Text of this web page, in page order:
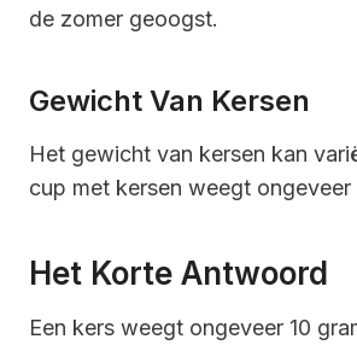
de zomer geoogst.
Gewicht Van Kersen
Het gewicht van kersen kan
cup met kersen weegt ongeveer
Het Korte Antwoord
Een kers weegt ongeveer 10